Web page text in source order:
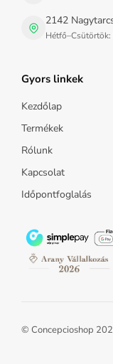
2142
Hétfő–Csütörtök:
Gyors linkek
Kezdőlap
Termékek
Rólunk
Kapcsolat
Időpontfoglalás
© Concepcioshop